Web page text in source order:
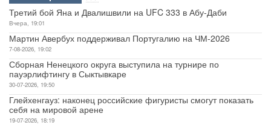
Третий бой Яна и Двалишвили на UFC 333 в Абу-Даби
Вчера, 19:01
Мартин Авербух поддерживал Португалию на ЧМ-2026
7-08-2026, 19:02
Сборная Ненецкого округа выступила на турнире по
пауэрлифтингу в Сыктывкаре
30-07-2026, 19:50
Глейхенгауз: наконец российские фигуристы смогут показать
себя на мировой арене
19-07-2026, 18:19